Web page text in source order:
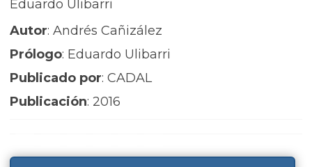
Eduardo Ulibarri
Autor: Andrés Cañizález
Prólogo: Eduardo Ulibarri
Publicado por: CADAL
Publicación: 2016